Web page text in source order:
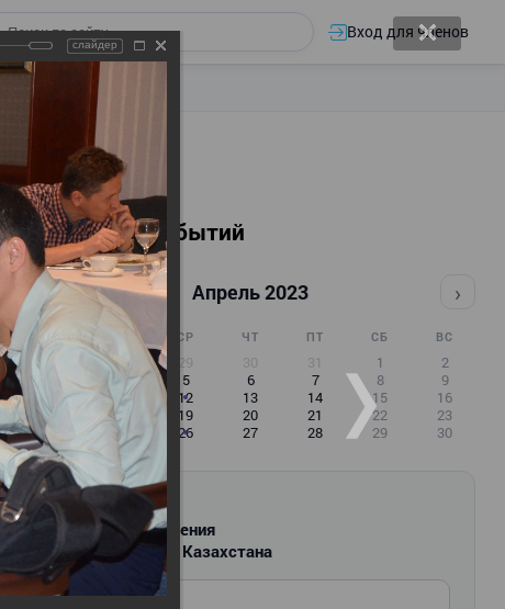
Вход для членов
Календарь событий
Апрель 2023 ›
ПН СР ЧТ ПТ СБ ВС
28 29 30 31 1
2
3
5 6 7 8
9
11 12 13 14 15
16
17
18 19 20 21 22
23
25 26 27 28 29 30
РАССЫЛКА
Новости и изменения
для бухгалтеров Казахстана
Введите ваш e-mail
слайдер